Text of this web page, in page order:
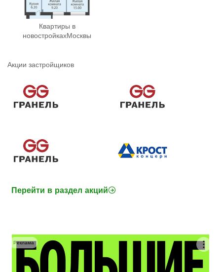
Квартиры в
новостройкахМосквы
Акции застройщиков
Перейти в раздел акций
Реклама